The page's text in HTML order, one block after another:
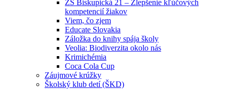
ZŠ Biskupická 21 – Zlepšenie kľúčových
kompetencií žiakov
Viem, čo zjem
Educate Slovakia
Záložka do knihy spája školy
Veolia: Biodiverzita okolo nás
Krimichémia
Coca Cola Cup
Záujmové krúžky
Školský klub detí (ŠKD)